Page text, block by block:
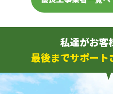
私達がお客
最後までサポート